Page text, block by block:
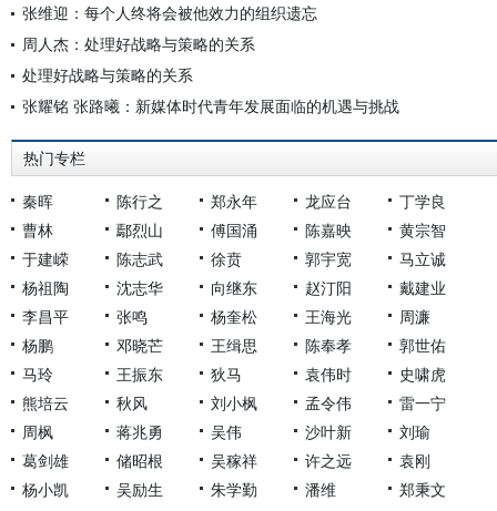
张维迎：每个人终将会被他效力的组织遗忘
周人杰：处理好战略与策略的关系
处理好战略与策略的关系
张耀铭 张路曦：新媒体时代青年发展面临的机遇与挑战
热门专栏
秦晖 陈行之 郑永年 龙应台
丁学良
曹林
鄢烈山 傅国涌 陈嘉映
黄宗智
于建嵘
陈志武 徐贲 郭宇宽
马立诚
杨祖陶
沈志华 向继东 赵汀阳
戴建业
李昌平
张鸣 杨奎松 王海光
周濂
杨鹏
邓晓芒 王缉思 陈奉孝
郭世佑
马玲
王振东 狄马 袁伟时
史啸虎
熊培云
秋风 刘小枫 孟令伟
雷一宁
周枫
蒋兆勇 吴伟 沙叶新
刘瑜
葛剑雄
储昭根 吴稼祥 许之远
袁刚
杨小凯
吴励生 朱学勤 潘维
郑秉文